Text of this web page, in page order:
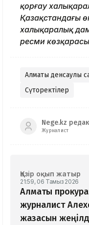
қорғау
Қазақстандағы
халықаралық
ресми
Алматы денсаулық
Сүтқоректілер
Nege.kz
Журналист
Қазір оқып жатыр
21:59, 06 Тамыз 2026
Алматы
журналист
жазасын